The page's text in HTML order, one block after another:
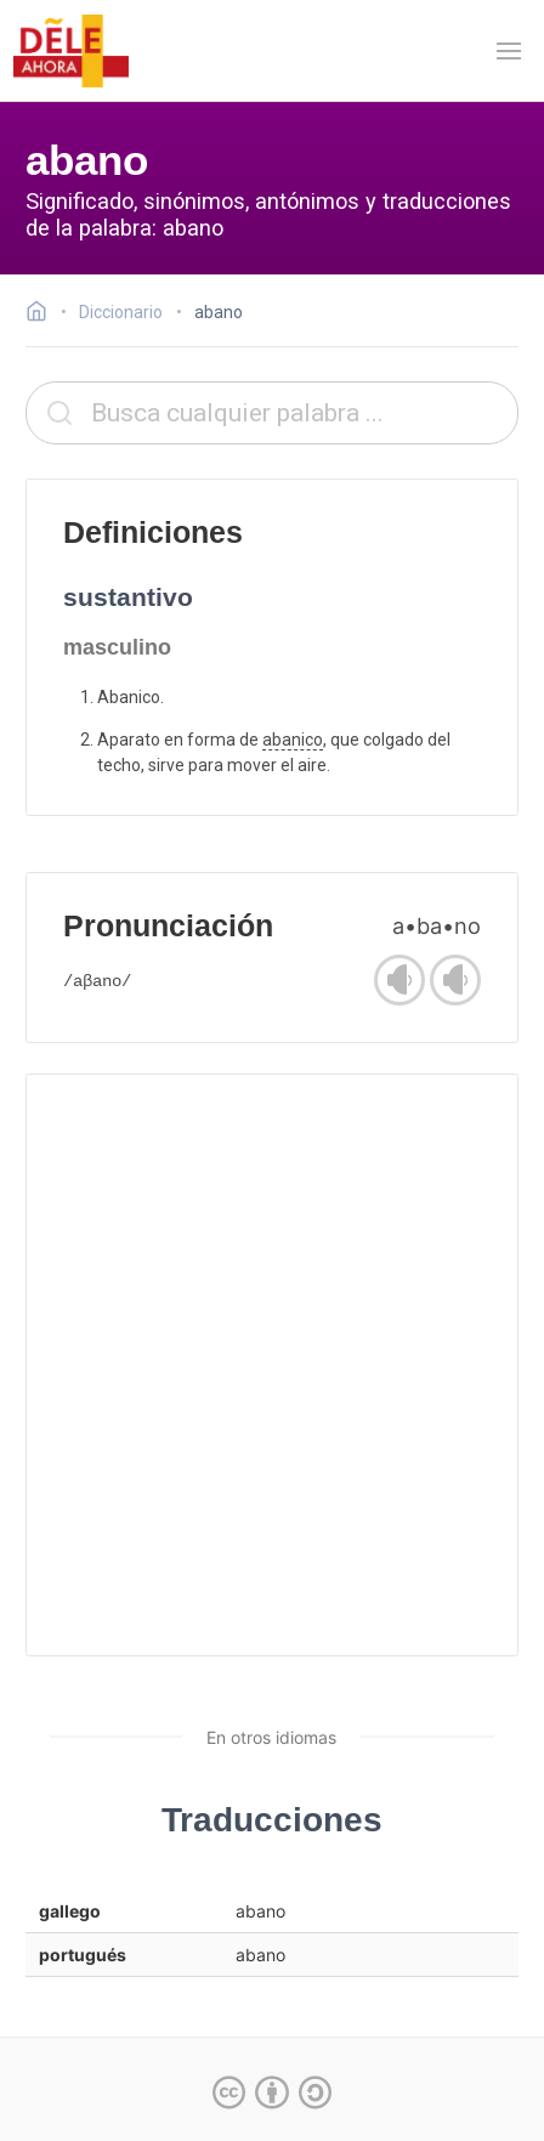
abano
Significado, sinónimos, antónimos y traducciones
de la palabra: abano
Diccionario abano
Definiciones
sustantivo
masculino
Abanico.
Aparato en forma de abanico, que colgado del
techo, sirve para mover el aire.
Pronunciación a•ba•no
/aβano/
En otros idiomas
Traducciones
gallego abano
portugués abano